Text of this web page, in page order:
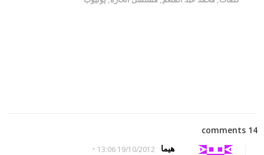
14 comments
هيما
19/10/2012 13:06
-